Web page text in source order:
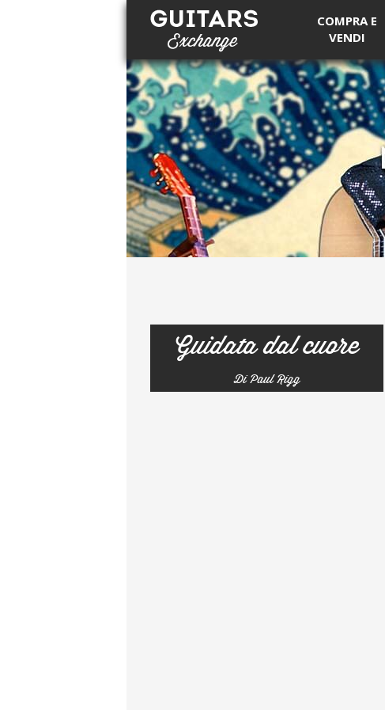
Guitars Exchange
COMPRA E
VENDI
Guidata dal cuore
Di Paul Rigg